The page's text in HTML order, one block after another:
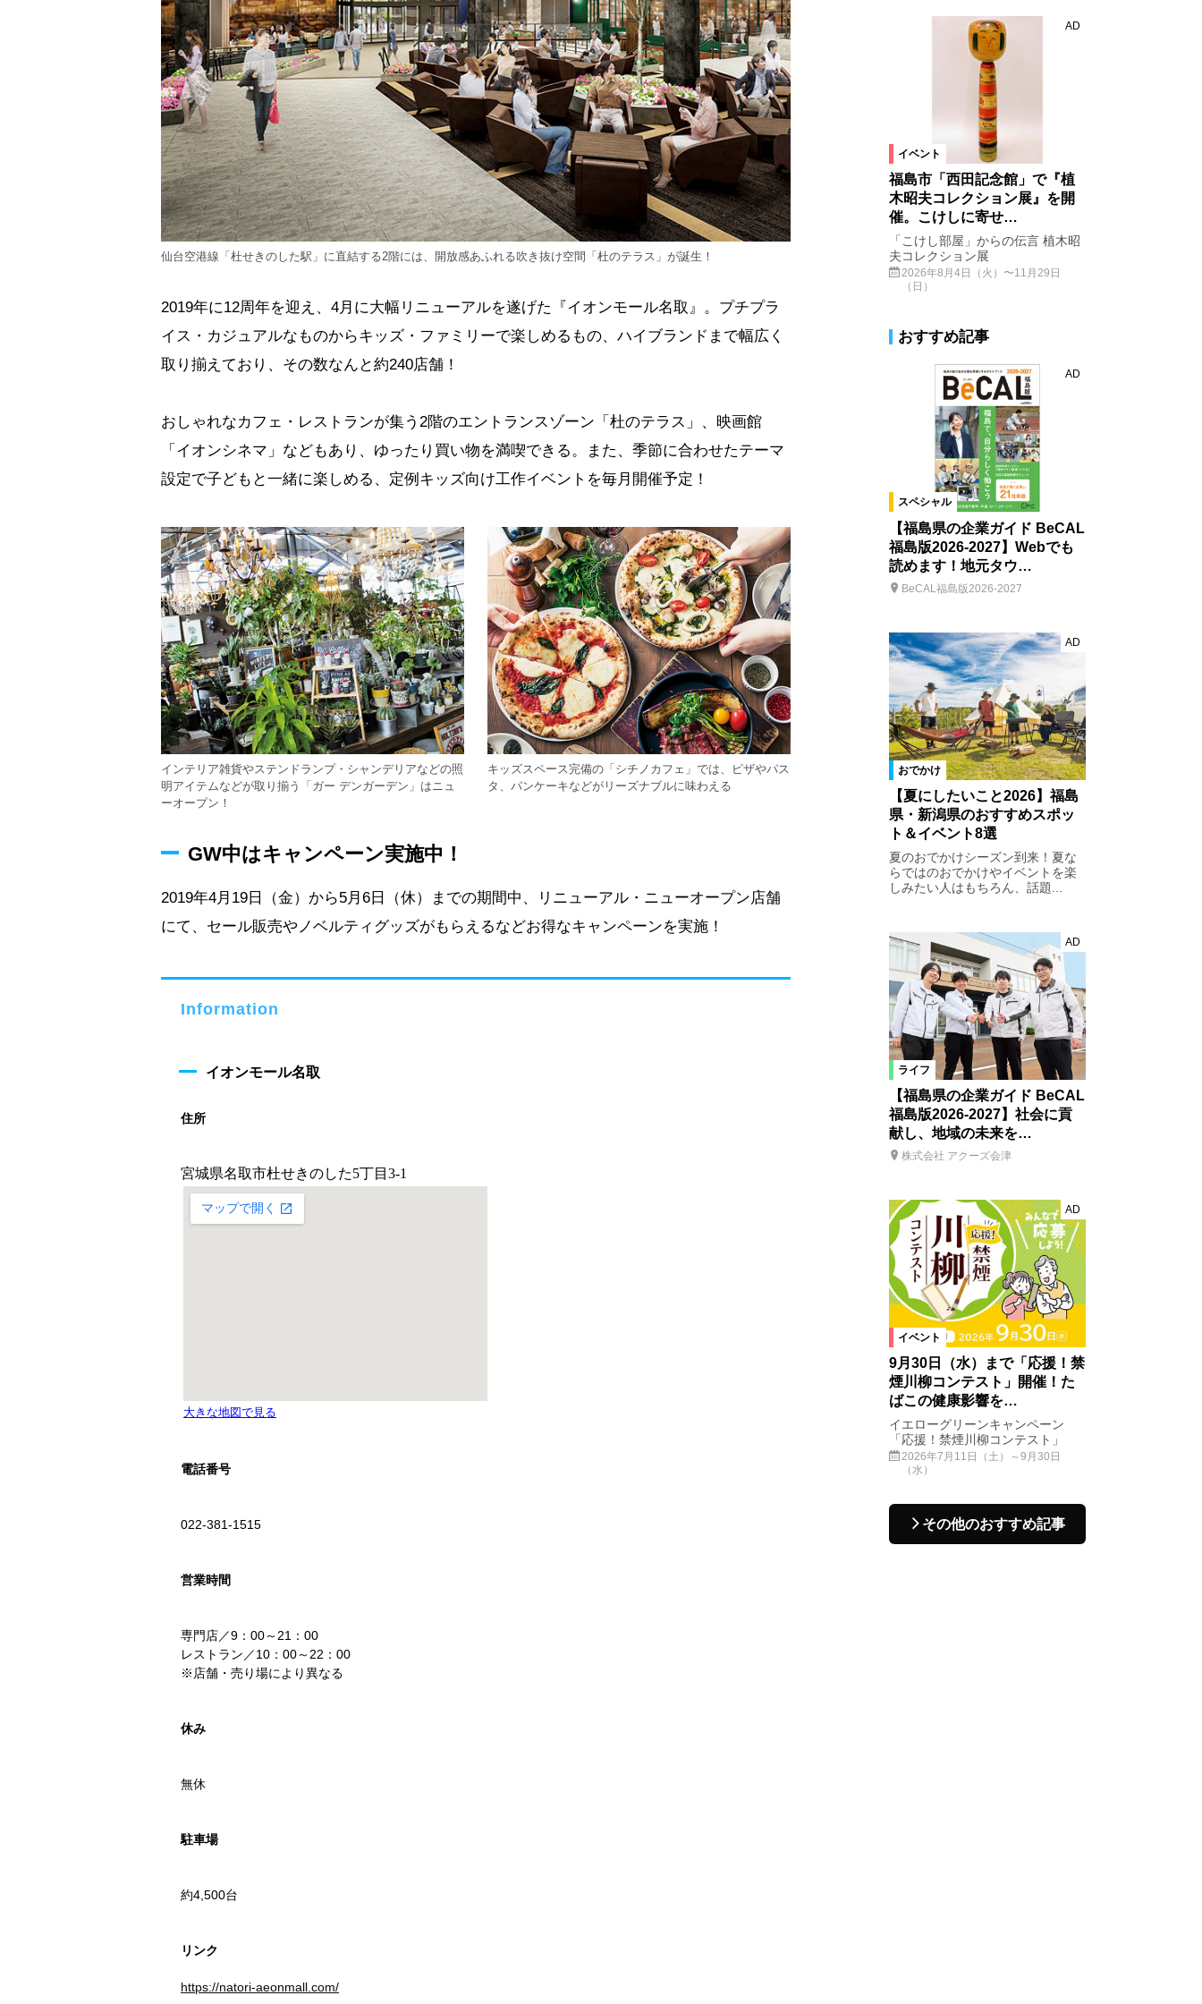
仙台空港線「杜せきのした駅」に直結する2階には、開放感あふれる吹き抜け空間「杜のテラス」が誕生！
2019年に12周年を迎え、4月に大幅リニューアルを遂げた『イオンモール名取』。プチプラ
イス・カジュアルなものからキッズ・ファミリーで楽しめるもの、ハイブランドまで幅広く
取り揃えており、その数なんと約240店舗！
おしゃれなカフェ・レストランが集う2階のエントランスゾーン「杜のテラス」、映画館
「イオンシネマ」などもあり、ゆったり買い物を満喫できる。また、季節に合わせたテーマ
設定で子どもと一緒に楽しめる、定例キッズ向け工作イベントを毎月開催予定！
インテリア雑貨やステンドランプ・シャンデリアなどの照
明アイテムなどが取り揃う「ガー デンガーデン」はニュ
ーオープン！
キッズスペース完備の「シチノカフェ」では、ピザやパス
タ、パンケーキなどがリーズナブルに味わえる
GW中はキャンペーン実施中！
2019年4月19日（金）から5月6日（休）までの期間中、リニューアル・ニューオープン店舗
にて、セール販売やノベルティグッズがもらえるなどお得なキャンペーンを実施！
Information
イオンモール名取
住所
電話番号
022‐381-1515
営業時間
専門店／9：00～21：00
レストラン／10：00～22：00
※店舗・売り場により異なる
休み
無休
駐車場
約4,500台
リンク
https://natori-aeonmall.com/
イベント
AD
福島市「西田記念館」で『植
木昭夫コレクション展』を開
催。こけしに寄せ…
「こけし部屋」からの伝言 植木昭
夫コレクション展
2026年8月4日（火）〜11月29日
（日）
おすすめ記事
スペシャル
AD
【福島県の企業ガイド BeCAL
福島版2026-2027】Webでも
読めます！地元タウ…
BeCAL福島版2026-2027
おでかけ
AD
【夏にしたいこと2026】福島
県・新潟県のおすすめスポッ
ト＆イベント8選
夏のおでかけシーズン到来！夏な
らではのおでかけやイベントを楽
しみたい人はもちろん、話題...
ライフ
AD
【福島県の企業ガイド BeCAL
福島版2026-2027】社会に貢
献し、地域の未来を…
株式会社 アクーズ会津
イベント
AD
9月30日（水）まで「応援！禁
煙川柳コンテスト」開催！た
ばこの健康影響を…
イエローグリーンキャンペーン
「応援！禁煙川柳コンテスト」
2026年7月11日（土）～9月30日
（水）
その他のおすすめ記事